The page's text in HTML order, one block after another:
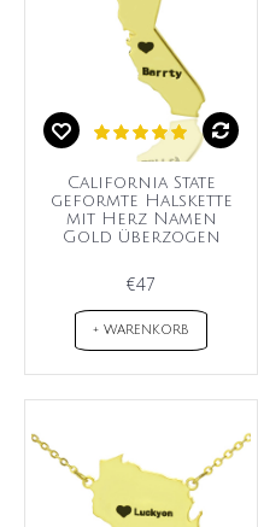
California State
geformte Halskette
mit Herz Namen
Gold überzogen
€47
+ WARENKORB